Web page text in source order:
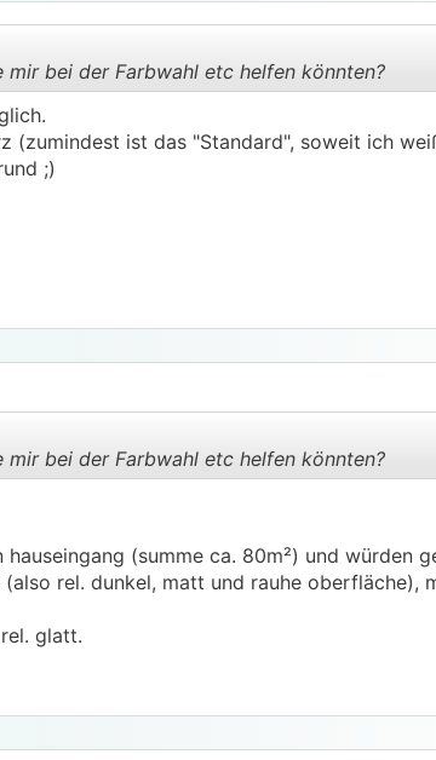
..
bei der Farbwahl etc helfen könnten?
(zumindest ist das "Standard", soweit ich
;)
..
bei der Farbwahl etc helfen könnten?
(summe ca. 80m²) und würden
rel. dunkel, matt und rauhe oberfläche),
glatt.